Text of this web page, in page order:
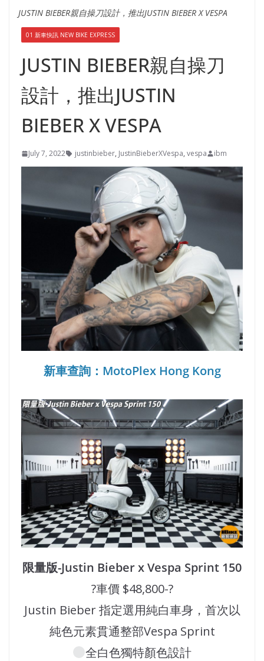
JUSTIN BIEBER親自操刀設計，推出JUSTIN BIEBER X VESPA
01 新車快訊 NEW BIKE EXPRESS
JUSTIN BIEBER親自操刀
設計，推出JUSTIN
BIEBER X VESPA
July 7, 2022 justinbieber, JustinBieberXVespa, vespa ibm
新車查詢：MotoPlex Hong Kong
限量版-Justin Bieber x Vespa Sprint 150
?車價 $48,800-?
Justin Bieber 指定選用純白車身，首次以
純色元素貫通整部Vespa Sprint
全白色獨特顏色設計